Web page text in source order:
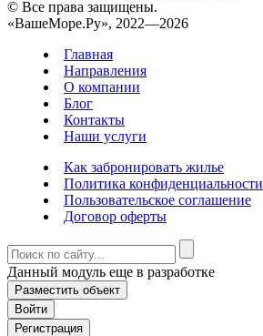
© Все права защищены.
«ВашеМоре.Ру», 2022—2026
Главная
Направления
О компании
Блог
Контакты
Наши услуги
Как забронировать жилье
Политика конфиденциальности
Пользовательское соглашение
Договор оферты
Данный модуль еще в разработке
Разместить объект
Войти
Регистрация